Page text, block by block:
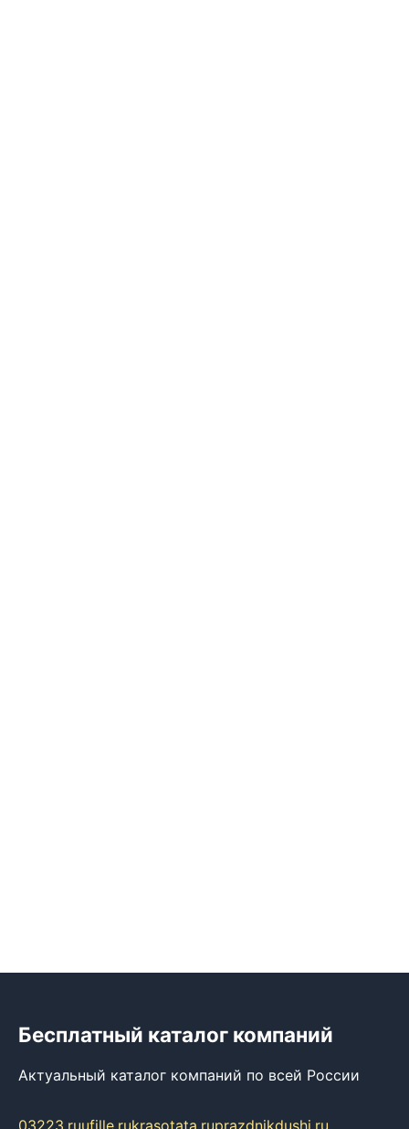
Бесплатный каталог компаний
Актуальный каталог компаний по всей России